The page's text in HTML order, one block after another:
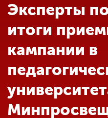
Абитуриенту
Обучение
Наука
Эксперты
итоги
кампании в